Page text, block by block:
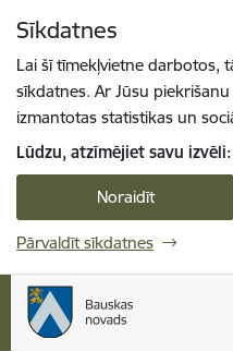
Sīkdatnes
Lai šī tīmekļvietne darbotos,
sīkdatnes. Ar Jūsu
izmantotas statistikas un
Lūdzu, atzīmējiet savu izvēli:
Noraidīt
Pārvaldīt sīkdatnes